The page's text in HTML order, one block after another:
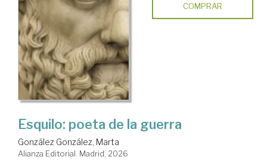
COMPRAR
Esquilo: poeta de la guerra
González González, Marta
Alianza Editorial. Madrid, 2026